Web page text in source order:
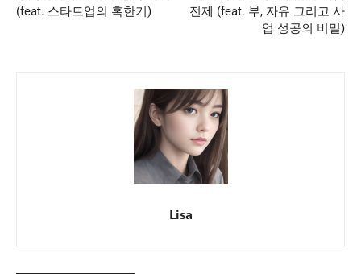
(feat. 스타트업의 혹한기)
전제 (feat. 부, 자유 그리고 사
업 성공의 비밀)
Lisa